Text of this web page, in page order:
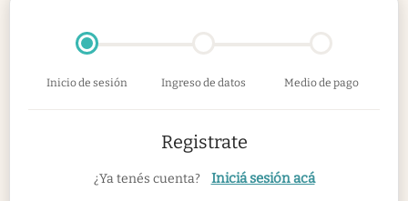
Inicio de sesión Ingreso de datos Medio de pago
Registrate
¿Ya tenés cuenta? Iniciá sesión acá